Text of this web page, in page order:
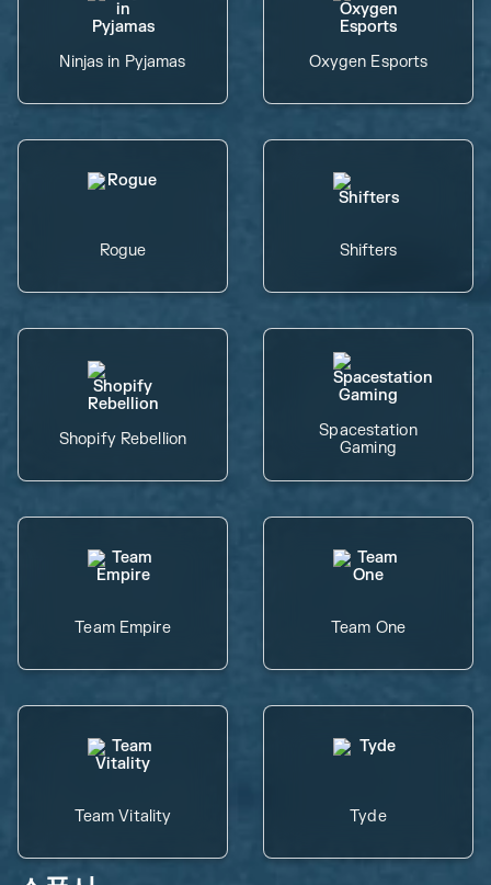
Ninjas in Pyjamas Oxygen Esports
Rogue Shifters
Shopify Rebellion
Spacestation
Gaming
Team Empire Team One
Team Vitality Tyde